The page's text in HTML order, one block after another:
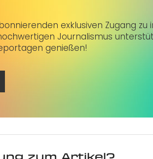
exklusiven Zugang
Journalismus
genießen!